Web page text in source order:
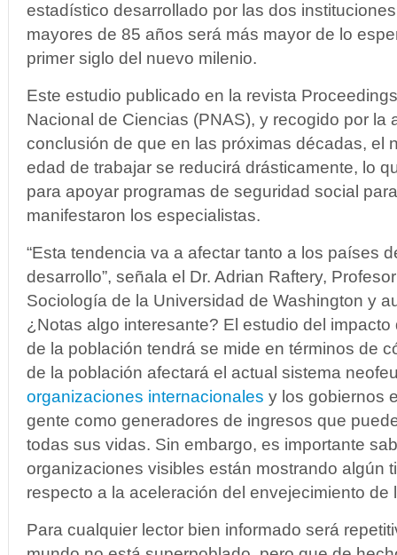
estadístico desarrollado por las dos
mayores de 85 años será más mayor de lo
primer siglo del nuevo milenio.
Este estudio publicado en la revista
Nacional de Ciencias (PNAS), y recogido por la
conclusión de que en las próximas décadas, el
edad de trabajar se reducirá drásticamente, lo
para apoyar programas de seguridad social
manifestaron los especialistas.
“Esta tendencia va a afectar tanto a los países
desarrollo”, señala el Dr. Adrian Raftery,
Sociología de la Universidad de Washington y
¿Notas algo interesante? El estudio del
de la población tendrá se mide en términos de
de la población afectará el actual sistema
organizaciones internacionales y los gobiernos
gente como generadores de ingresos que
todas sus vidas. Sin embargo, es importante
organizaciones visibles están mostrando algún
respecto a la aceleración del envejecimiento de
Para cualquier lector bien informado será